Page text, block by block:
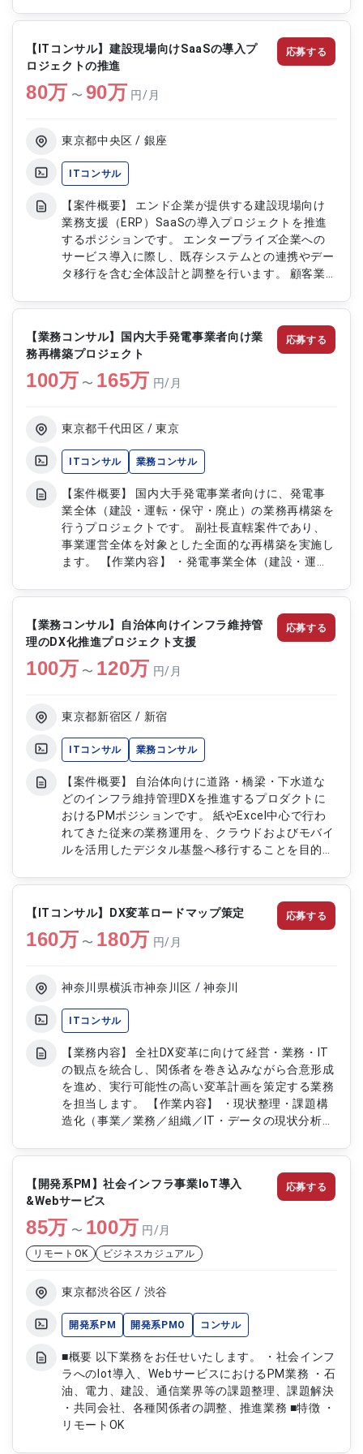
Domoを用いた要件定義、基本設計などの上流工程
【ITコンサル】建設現場向けSaaSの導入プ
ロジェクトの推進
80万 〜 90万 円/月
東京都中央区 / 銀座
ITコンサル
【案件概要】 エンド企業が提供する建設現場向け
業務支援（ERP）SaaSの導入プロジェクトを推進
するポジションです。 エンタープライズ企業への
サービス導入に際し、既存システムとの連携やデー
タ移行を含む全体設計と調整を行います。 顧客業
能と顧客内システム側で対応すべき領域を切り分
け、最適な導入方針を策定します。 スケジュール
管理から開発後の受け入れテスト、導入完了まで一
貫してマネジメントを担当する役割です。 【作業
内容】 ・顧客への業務ヒアリングおよび要件整理
・既存システム連携、データ移行方針の検討 ・
導入プロジェクト全体のスケジュール策定および進
管理 ・受け入れテストの計画、実施支援 ・SaaS導
入までの全体推進およびフォロー 【備考】 ・
PC（Mac）をご自身で用意できる方だと望ましい
です
応募する
【業務コンサル】国内大手発電事業者向け業
務再構築プロジェクト
100万 〜 165万 円/月
東京都千代田区 / 東京
ITコンサル 業務コンサル
【案件概要】 国内大手発電事業者向けに、発電事
業全体（建設・運転・保守・廃止）の業務再構築を
行うプロジェクトです。 副社長直轄案件であり、
事業運営全体を対象とした全面的な再構築を実施し
ます。 【作業内容】 ・発電事業全体（建設・運
ファームのSM/Mgrクラスとして、プロジェクト推
進および実務支援 ・BPR（ビジネスプロセスリエン
ジニアリング）の実施と改善提案 ・業務プロセス
分析、課題特定、および再構築計画の策定・実行支
援
応募する
【業務コンサル】自治体向けインフラ維持管
理のDX化推進プロジェクト支援
100万 〜 120万 円/月
東京都新宿区 / 新宿
ITコンサル 業務コンサル
【案件概要】 自治体向けに道路・橋梁・下水道な
どのインフラ維持管理DXを推進するプロダクトに
おけるPMポジションです。 紙やExcel中心で行わ
れてきた従来の業務運用を、クラウドおよびモバイ
ルを活用したデジタル基盤へ移行することを目的と
く理解し、実運用に耐える形でプロダクトを磨き込
みながらPMFを推進します。 自治体職員や現場担
当者と開発チームの橋渡し役として、業務コンサル
視点とプロダクトマネジメントの両立が求められま
す。 公共インフラ領域という社会的意義の高い分
件です。 【作業内容】 ・自治体および現場担当者
定義および画面・機能仕様の策定 ・プロダクトバ
ックログの整理および優先順位付け ・開発チーム
との定例ミーティングによる進行管理 ・リリース
計画の策定および推進 ・PoCの企画、実行支援およ
び検証結果の整理
応募する
【ITコンサル】DX変革ロードマップ策定
160万 〜 180万 円/月
神奈川県横浜市神奈川区 / 神奈川
ITコンサル
【業務内容】 全社DX変革に向けて経営・業務・IT
の観点を統合し、関係者を巻き込みながら合意形成
を進め、実行可能性の高い変革計画を策定する業務
を担当します。 【作業内容】 ・現状整理・課題構
造化（事業／業務／組織／IT・データの現状分析、
像・論点設計、施策整理、優先度付け） ・ステー
クホルダー調整、会議体運営、ファシリテーション
・スライド作成（構想・報告資料等） ・チーム／
進捗／品質マネジメント 【稼働日数】週5日 【リモ
ート日数】リモート併用（週2日以上出社）
応募する
【開発系PM】社会インフラ事業IoT導入
&Webサービス
85万 〜 100万 円/月
リモートOK ビジネスカジュアル
東京都渋谷区 / 渋谷
開発系PM 開発系PMO コンサル
■概要 以下業務をお任せいたします。 ・社会インフ
ラへのIot導入、WebサービスにおけるPM業務 ・石
油、電力、建設、通信業界等の課題整理、課題解決
・共同会社、各種関係者の調整、推進業務 ■特徴 ・
リモートOK
応募する